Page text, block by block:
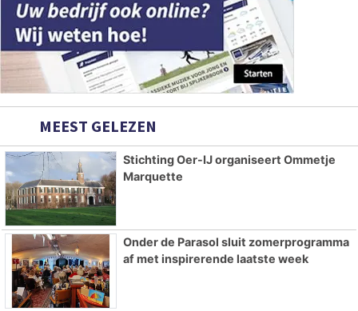
MEEST GELEZEN
Stichting Oer-IJ organiseert Ommetje
Marquette
Onder de Parasol sluit zomerprogramma
af met inspirerende laatste week